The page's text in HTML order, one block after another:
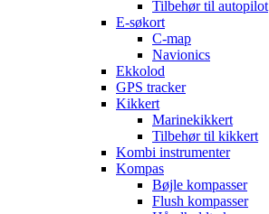
Tilbehør til autopilot
E-søkort
C-map
Navionics
Ekkolod
GPS tracker
Kikkert
Marinekikkert
Tilbehør til kikkert
Kombi instrumenter
Kompas
Bøjle kompasser
Flush kompasser